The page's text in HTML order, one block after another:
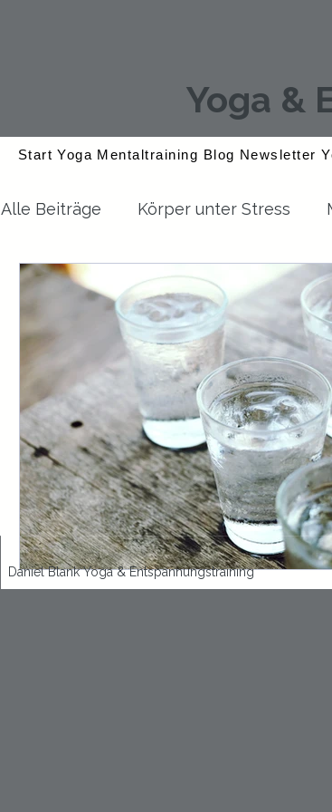
Yoga &
Start Yoga Mentaltraining Blog Newsletter
Alle Beiträge Körper unter Stress
Gesundheit allgemein Yoga
Daniel Blank Yoga & Entspannungstraining